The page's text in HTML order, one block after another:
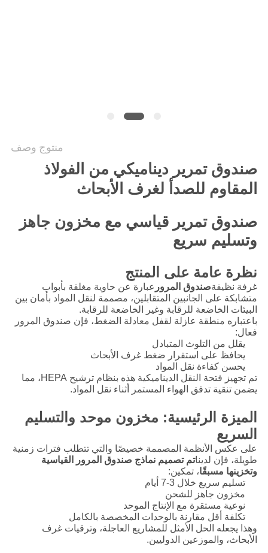
منتوج وصف
صندوق تمرير ديناميكي من الفولاذ
المقاوم للصدأ لغرف الأبحاث
صندوق تمرير قياسي مع مخزون جاهز
وتسليم سريع
نظرة عامة على المنتج
غرفة نظيفةصندوق المرور عبارة عن حاوية مغلقة بأبواب
متشابكة على الجانبين المتقابلين، مصممة لنقل المواد بأمان بين
البيئات الخاضعة للرقابة وغير الخاضعة للرقابة.
باعتباره منطقة عازلة لقفل معادلة الضغط، فإن صندوق المرور
فعال:
يقلل من التلوث المتبادل
يحافظ على استقرار ضغط غرف الأبحاث
يحسن كفاءة نقل المواد
تم تجهيز فتحة النقل الديناميكية هذه بنظام ترشيح HEPA، مما
يضمن تنقية تدفق الهواء المستمر أثناء نقل المواد.
الميزة الرئيسية: مخزون موحد والتسليم
السريع
على عكس الأنظمة المصممة خصيصًا والتي تتطلب فترات زمنية
طويلة، فإن لديناتم تصميم نماذج صندوق المرور القياسية
وتخزينها مسبقًا، تمكين:
تسليم سريع خلال 3-7 أيام
مخزون جاهز للشحن
نوعية مستقرة مع الإنتاج الموحد
تكلفة أقل مقارنة بالوحدات المخصصة بالكامل
وهذا يجعله الحل الأمثل للمشاريع العاجلة، وترقيات غرف
الأبحاث، والموزعين الدوليين.